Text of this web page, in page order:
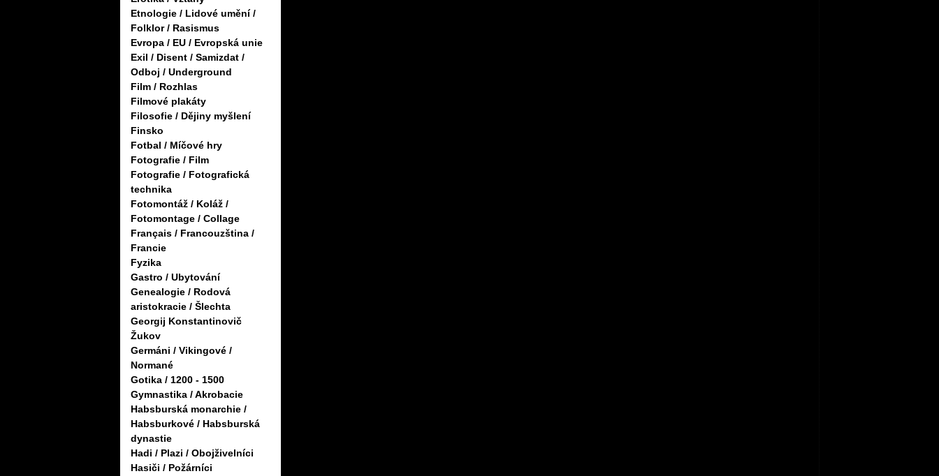
Etnologie / Lidové umění /
Folklor / Rasismus
Evropa / EU / Evropská unie
Exil / Disent / Samizdat /
Odboj / Underground
Film / Rozhlas
Filmové plakáty
Filosofie / Dějiny myšlení
Finsko
Fotbal / Míčové hry
Fotografie / Film
Fotografie / Fotografická
technika
Fotomontáž / Koláž /
Fotomontage / Collage
Français / Francouzština /
Francie
Fyzika
Gastro / Ubytování
Genealogie / Rodová
aristokracie / Šlechta
Georgij Konstantinovič
Žukov
Germáni / Vikingové /
Normané
Gotika / 1200 - 1500
Gymnastika / Akrobacie
Habsburská monarchie /
Habsburkové / Habsburská
dynastie
Hadi / Plazi / Obojživelníci
Hasiči / Požárníci